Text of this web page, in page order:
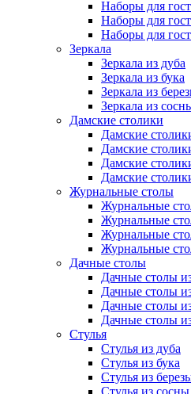
Наборы для
Наборы для
Наборы для
Зеркала
Зеркала из дуба
Зеркала из бука
Зеркала из
Зеркала из
Дамские столики
Дамские
Дамские
Дамские
Дамские
Журнальные столы
Журнальные
Журнальные
Журнальные
Журнальные
Дачные столы
Дачные столы
Дачные столы
Дачные столы
Дачные столы
Стулья
Стулья из дуба
Стулья из бука
Стулья из
Стулья из сосны